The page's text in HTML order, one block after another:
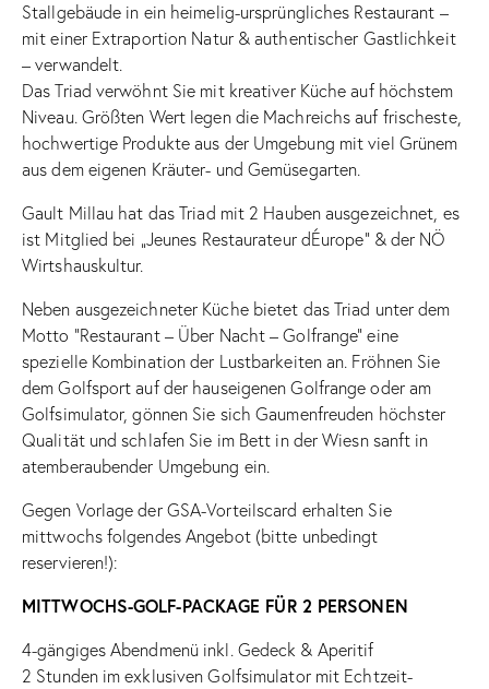
Stallgebäude in ein heimelig-ursprüngliches Restaurant –
mit einer Extraportion Natur & authentischer Gastlichkeit
– verwandelt.
Das Triad verwöhnt Sie mit kreativer Küche auf höchstem
Niveau. Größten Wert legen die Machreichs auf frischeste,
hochwertige Produkte aus der Umgebung mit viel Grünem
aus dem eigenen Kräuter- und Gemüsegarten.
Gault Millau hat das Triad mit 2 Hauben ausgezeichnet, es
ist Mitglied bei „Jeunes Restaurateur dÉurope“ & der NÖ
Wirtshauskultur.
Neben ausgezeichneter Küche bietet das Triad unter dem
Motto “Restaurant – Über Nacht – Golfrange” eine
spezielle Kombination der Lustbarkeiten an. Fröhnen Sie
dem Golfsport auf der hauseigenen Golfrange oder am
Golfsimulator, gönnen Sie sich Gaumenfreuden höchster
Qualität und schlafen Sie im Bett in der Wiesn sanft in
atemberaubender Umgebung ein.
Gegen Vorlage der GSA-Vorteilscard erhalten Sie
mittwochs folgendes Angebot (bitte unbedingt
reservieren!):
MITTWOCHS-GOLF-PACKAGE FÜR 2 PERSONEN
4-gängiges Abendmenü inkl. Gedeck & Aperitif
2 Stunden im exklusiven Golfsimulator mit Echtzeit-